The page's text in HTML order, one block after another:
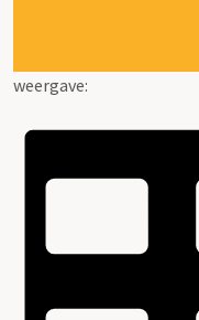
weergave: